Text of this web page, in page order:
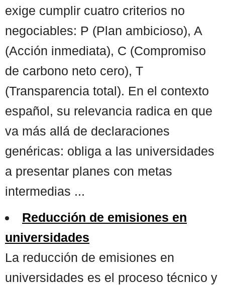
exige cumplir cuatro criterios no
negociables: P (Plan ambicioso), A
(Acción inmediata), C (Compromiso
de carbono neto cero), T
(Transparencia total). En el contexto
español, su relevancia radica en que
va más allá de declaraciones
genéricas: obliga a las universidades
a presentar planes con metas
intermedias ...
Reducción de emisiones en
universidades
La reducción de emisiones en
universidades es el proceso técnico y